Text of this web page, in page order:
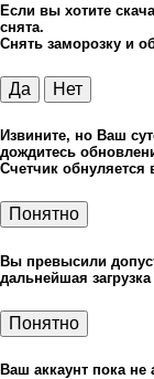
Если вы хотите
снята.
Снять заморозку и
Да Нет
Извините, но Ваш
дождитесь
Счетчик обнуляется
Понятно
Вы превысили
дальнейшая
Понятно
Ваш аккаунт пока не